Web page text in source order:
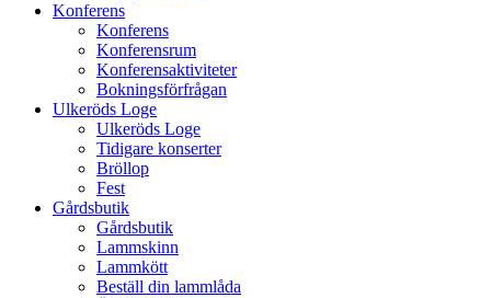
Konferens
Konferens
Konferensrum
Konferensaktiviteter
Bokningsförfrågan
Ulkeröds Loge
Ulkeröds Loge
Tidigare konserter
Bröllop
Fest
Gårdsbutik
Gårdsbutik
Lammskinn
Lammkött
Beställ din lammlåda